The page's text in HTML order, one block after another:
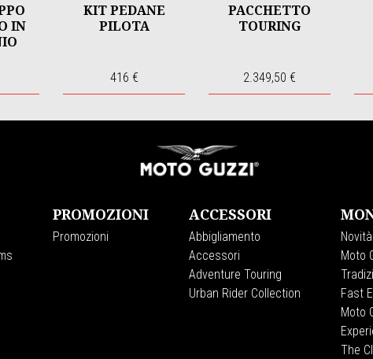
IN
KIT PEDANE
PILOTA
416 €
PACCHETTO
TOURING
2.349,50 €
PROMOZIONI
Promozioni
ACCESSORI
Abbigliamento
Accessori
Adventure Touring
Urban Rider Collection
Novità
Moto
Fast
Moto
The